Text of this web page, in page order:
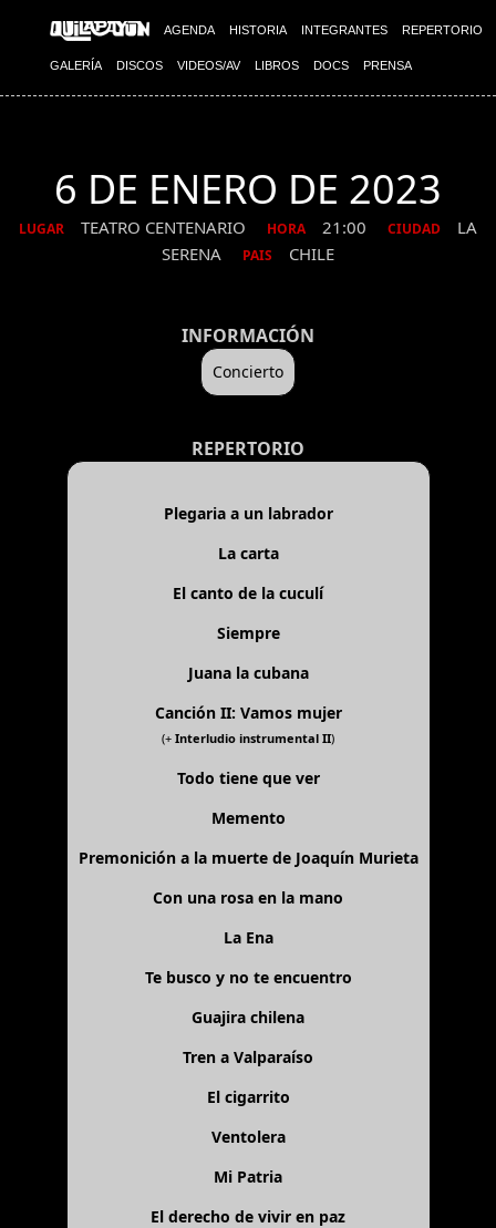
AGENDA HISTORIA INTEGRANTES REPERTORIO
GALERÍA DISCOS VIDEOS/AV LIBROS DOCS PRENSA
6 DE ENERO DE 2023
LUGAR TEATRO CENTENARIO HORA 21:00 CIUDAD
LA
SERENA
PAIS CHILE
INFORMACIÓN
Concierto
REPERTORIO
Plegaria a un labrador
La carta
El canto de la cuculí
Siempre
Juana la cubana
Canción II: Vamos mujer
(+ Interludio instrumental II)
Todo tiene que ver
Memento
Premonición a la muerte de Joaquín Murieta
Con una rosa en la mano
La Ena
Te busco y no te encuentro
Guajira chilena
Tren a Valparaíso
El cigarrito
Ventolera
Mi Patria
El derecho de vivir en paz